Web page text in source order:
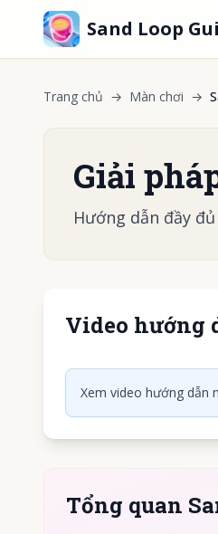
Sand Loop
Trang chủ → Màn chơi →
Giải
Hướng dẫn đầy
Video hướng
Xem video hướng dẫn
Tổng quan